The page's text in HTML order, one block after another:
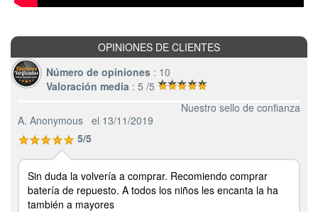
OPINIONES DE CLIENTES
Número de opiniones : 10
Valoración media : 5 /5
Nuestro sello de confianza
A. Anonymous el 13/11/2019
5/5
Sin duda la volvería a comprar. Recomiendo comprar
batería de repuesto. A todos los niños les encanta la ha
también a mayores